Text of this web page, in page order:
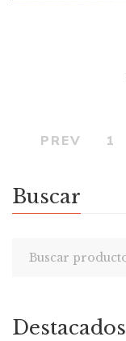
PREV 1
Buscar
Destacados